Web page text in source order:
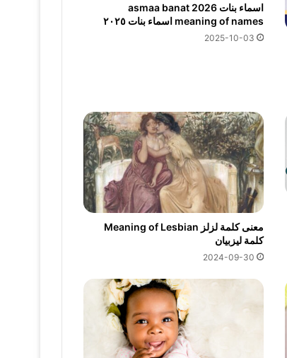
اسماء بنات 2026 asmaa banat
meaning of names اسماء بنات ٢٠٢٥
2025-10-03
معنى كلمة لزلز Meaning of Lesbian
كلمة ليزبيان
2024-09-30